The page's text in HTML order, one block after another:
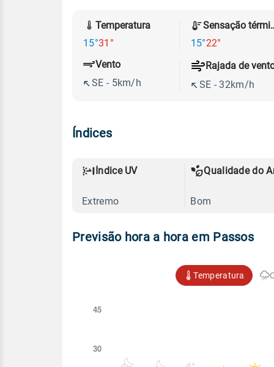
Temperatura
15°31°
15°22°
Vento
SE - 5km/h
Rajada de
SE - 32km/h
Índices
Índice UV
Extremo
Qualidade do
Bom
Previsão hora a hora em Passos
Temperatura